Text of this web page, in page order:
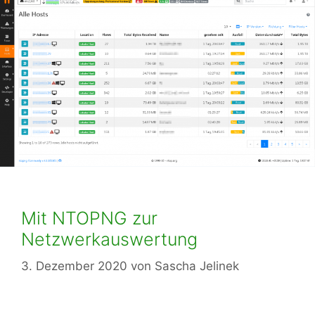
Mit NTOPNG zur
Netzwerkauswertung
3. Dezember 2020 von Sascha Jelinek